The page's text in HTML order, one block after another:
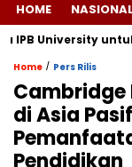
HOME NASIONAL
University untuk
Home / Pers Rilis
Cambridge
di Asia